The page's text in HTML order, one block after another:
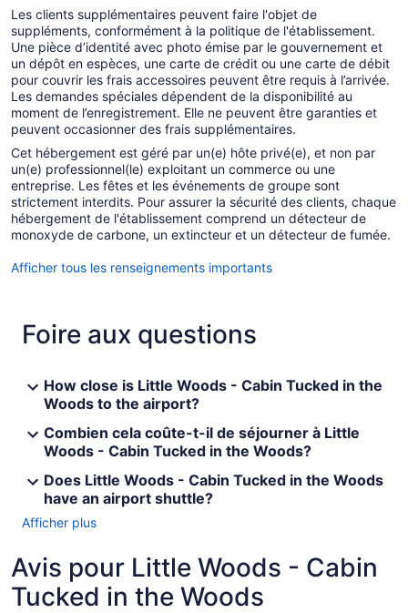
Les clients supplémentaires peuvent faire l'objet de
suppléments, conformément à la politique de l'établissement.
Une pièce d’identité avec photo émise par le gouvernement et
un dépôt en espèces, une carte de crédit ou une carte de débit
pour couvrir les frais accessoires peuvent être requis à l’arrivée.
Les demandes spéciales dépendent de la disponibilité au
moment de l’enregistrement. Elle ne peuvent être garanties et
peuvent occasionner des frais supplémentaires.
Cet hébergement est géré par un(e) hôte privé(e), et non par
un(e) professionnel(le) exploitant un commerce ou une
entreprise. Les fêtes et les événements de groupe sont
strictement interdits. Pour assurer la sécurité des clients, chaque
hébergement de l'établissement comprend un détecteur de
monoxyde de carbone, un extincteur et un détecteur de fumée.
Afficher tous les renseignements importants
Foire aux questions
How close is Little Woods - Cabin Tucked in the
Woods to the airport?
Combien cela coûte-t-il de séjourner à Little
Woods - Cabin Tucked in the Woods?
Does Little Woods - Cabin Tucked in the Woods
have an airport shuttle?
Afficher plus
Avis pour Little Woods - Cabin
Tucked in the Woods